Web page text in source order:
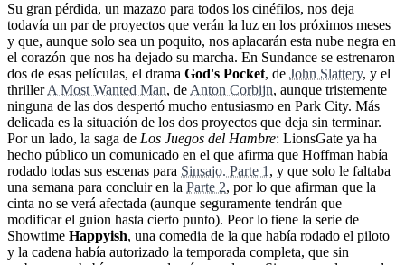
Su gran pérdida, un mazazo para todos los cinéfilos, nos deja
todavía un par de proyectos que verán la luz en los próximos meses
y que, aunque solo sea un poquito, nos aplacarán esta nube negra en
el corazón que nos ha dejado su marcha. En Sundance se estrenaron
dos de esas películas, el drama God's Pocket, de John Slattery, y el
thrillerA Most Wanted Man, de Anton Corbijn, aunque tristemente
ninguna de las dos despertó mucho entusiasmo en Park City. Más
delicada es la situación de los dos proyectos que deja sin terminar.
Por un lado, la saga de Los Juegos del Hambre: LionsGate ya ha
hecho público un comunicado en el que afirma que Hoffman había
rodado todas sus escenas para Sinsajo. Parte 1 , y que solo le faltaba
una semana para concluir en la Parte 2, por lo que afirman que la
cinta no se verá afectada (aunque seguramente tendrán que
modificar el guion hasta cierto punto). Peor lo tiene la serie de
Showtime Happyish, una comedia de la que había rodado el piloto
y la cadena había autorizado la temporada completa, que sin